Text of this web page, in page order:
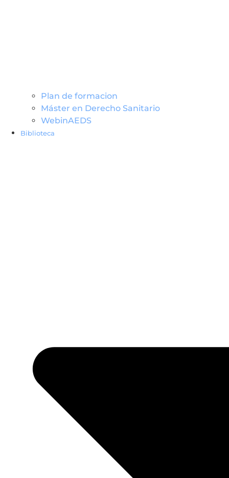
Plan de formacion
Máster en Derecho Sanitario
WebinAEDS
Biblioteca